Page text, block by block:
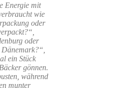
Energie mit
wie
oder
oder
ein Stück
gönnen.
während
munter